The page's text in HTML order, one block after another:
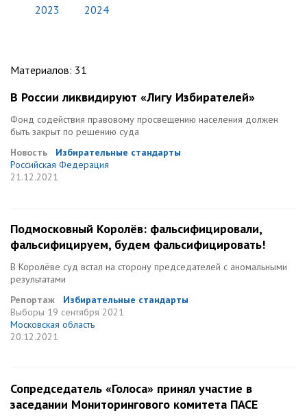
2023 2024
Материалов: 31
В России ликвидируют «Лигу Избирателей»
Фонд содействия правовому просвещению населения должен
быть закрыт по решению суда
Новость
Избирательные стандарты
Российская Федерация
21.12.2021
Подмосковный Королёв: фальсифицировали,
фальсифицируем, будем фальсифицировать!
В Королёве суд встал на сторону председателей с аномальными
результатами
Репортаж
Избирательные стандарты
Выборы 19 сентября 2021
Московская область
20.12.2021
Сопредседатель «Голоса» принял участие в
заседании Мониторингового комитета ПАСЕ